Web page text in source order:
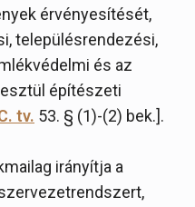
érvényesítését,
településrendezési,
és az
építészeti
tv. 53. § (1)-(2) bek.].
irányítja a